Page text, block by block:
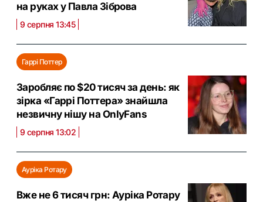
на руках у Павла Зіброва
9 серпня 13:45
Гаррі Поттер
Заробляє по $20 тисяч за день: як
зірка «Гаррі Поттера» знайшла
незвичну нішу на OnlyFans
9 серпня 13:02
Ауріка Ротару
Вже не 6 тисяч грн: Ауріка Ротару